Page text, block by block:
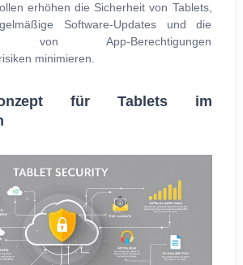
erhöhen die Sicherheit von Tablets,
Software-Updates und die
von App-Berechtigungen
minimieren.
für Tablets im